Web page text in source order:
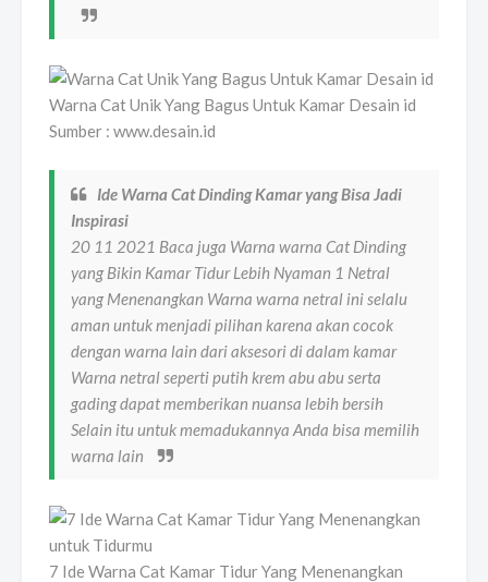
Warna Cat Unik Yang Bagus Untuk Kamar Desain id
Sumber : www.desain.id
Ide Warna Cat Dinding Kamar yang Bisa Jadi
Inspirasi
20 11 2021 Baca juga Warna warna Cat Dinding
yang Bikin Kamar Tidur Lebih Nyaman 1 Netral
yang Menenangkan Warna warna netral ini selalu
aman untuk menjadi pilihan karena akan cocok
dengan warna lain dari aksesori di dalam kamar
Warna netral seperti putih krem abu abu serta
gading dapat memberikan nuansa lebih bersih
Selain itu untuk memadukannya Anda bisa memilih
warna lain
7 Ide Warna Cat Kamar Tidur Yang Menenangkan